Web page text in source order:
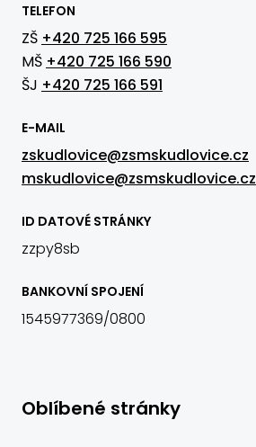
TELEFON
ZŠ +420 725 166 595
MŠ +420 725 166 590
ŠJ +420 725 166 591
E-MAIL
zskudlovice@zsmskudlovice.cz
mskudlovice@zsmskudlovice.cz
ID DATOVÉ STRÁNKY
zzpy8sb
BANKOVNÍ SPOJENÍ
1545977369/0800
Oblíbené stránky